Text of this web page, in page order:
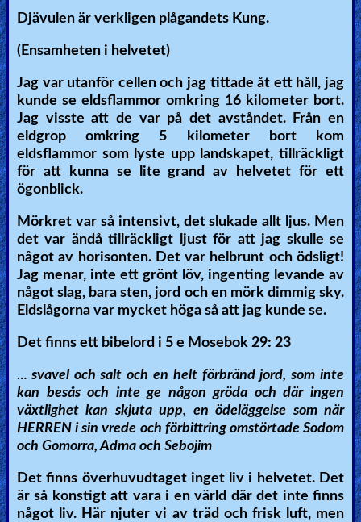
Djävulen är verkligen plågandets Kung.
(Ensamheten i helvetet)
Jag var utanför cellen och jag tittade åt ett håll, jag
kunde se eldsflammor omkring 16 kilometer bort.
Jag visste att de var på det avståndet. Från en
eldgrop omkring 5 kilometer bort kom
eldsflammor som lyste upp landskapet, tillräckligt
för att kunna se lite grand av helvetet för ett
ögonblick.
Mörkret var så intensivt, det slukade allt ljus. Men
det var ändå tillräckligt ljust för att jag skulle se
något av horisonten. Det var helbrunt och ödsligt!
Jag menar, inte ett grönt löv, ingenting levande av
något slag, bara sten, jord och en mörk dimmig sky.
Eldslågorna var mycket höga så att jag kunde se.
Det finns ett bibelord i 5 e Mosebok 29: 23
… svavel och salt och en helt förbränd jord, som inte
kan besås och inte ge någon gröda och där ingen
växtlighet kan skjuta upp, en ödeläggelse som när
HERREN i sin vrede och förbittring omstörtade Sodom
och Gomorra, Adma och Sebojim
Det finns överhuvudtaget inget liv i helvetet. Det
är så konstigt att vara i en värld där det inte finns
något liv. Här njuter vi av träd och frisk luft, men